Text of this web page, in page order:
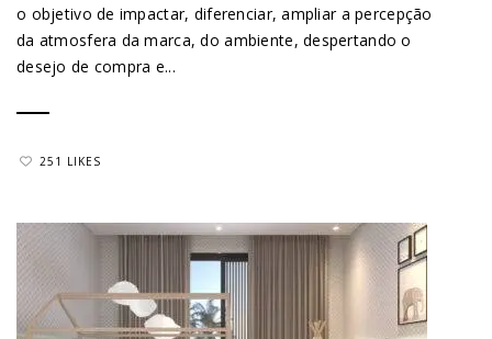
o objetivo de impactar, diferenciar, ampliar a percepção
da atmosfera da marca, do ambiente, despertando o
desejo de compra e...
251 LIKES